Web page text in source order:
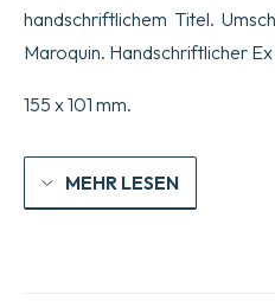
an
Pater
Claudio
General
der
Jesu.
Übersetzt
ins
handschriftlichem Titel.
Maroquin. Handschriftlicher
155 x 101 mm.
MEHR LESEN